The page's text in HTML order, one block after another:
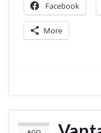
Facebook
More